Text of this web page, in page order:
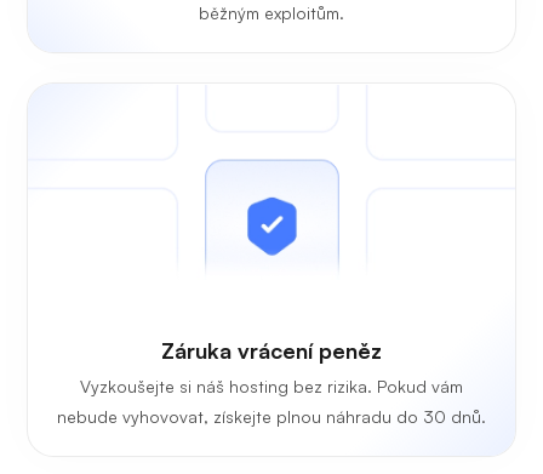
běžným exploitům.
Záruka vrácení peněz
Vyzkoušejte si náš hosting bez rizika. Pokud vám
nebude vyhovovat, získejte plnou náhradu do 30 dnů.